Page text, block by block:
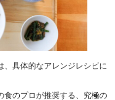
、具体的なアレンジレシピに
食のプロが推奨する、究極の